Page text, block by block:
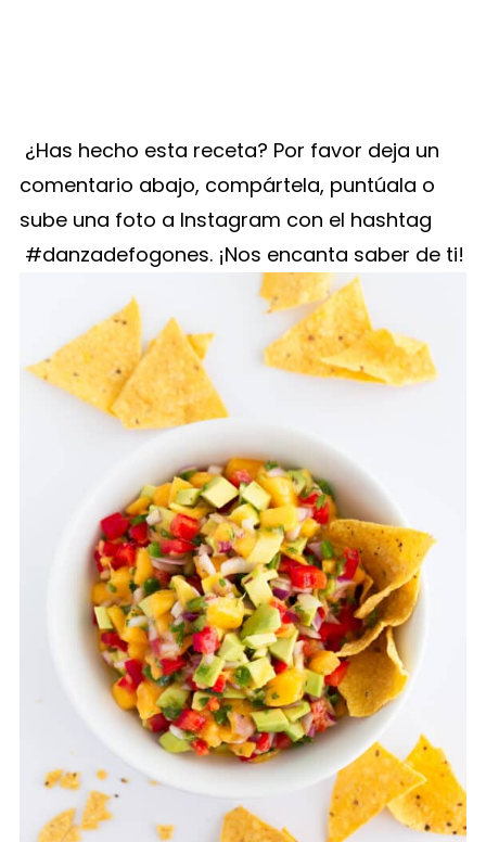
¿Has hecho esta receta? Por favor deja un
comentario abajo, compártela, puntúala o
sube una foto a Instagram con el hashtag
#danzadefogones. ¡Nos encanta saber de ti!